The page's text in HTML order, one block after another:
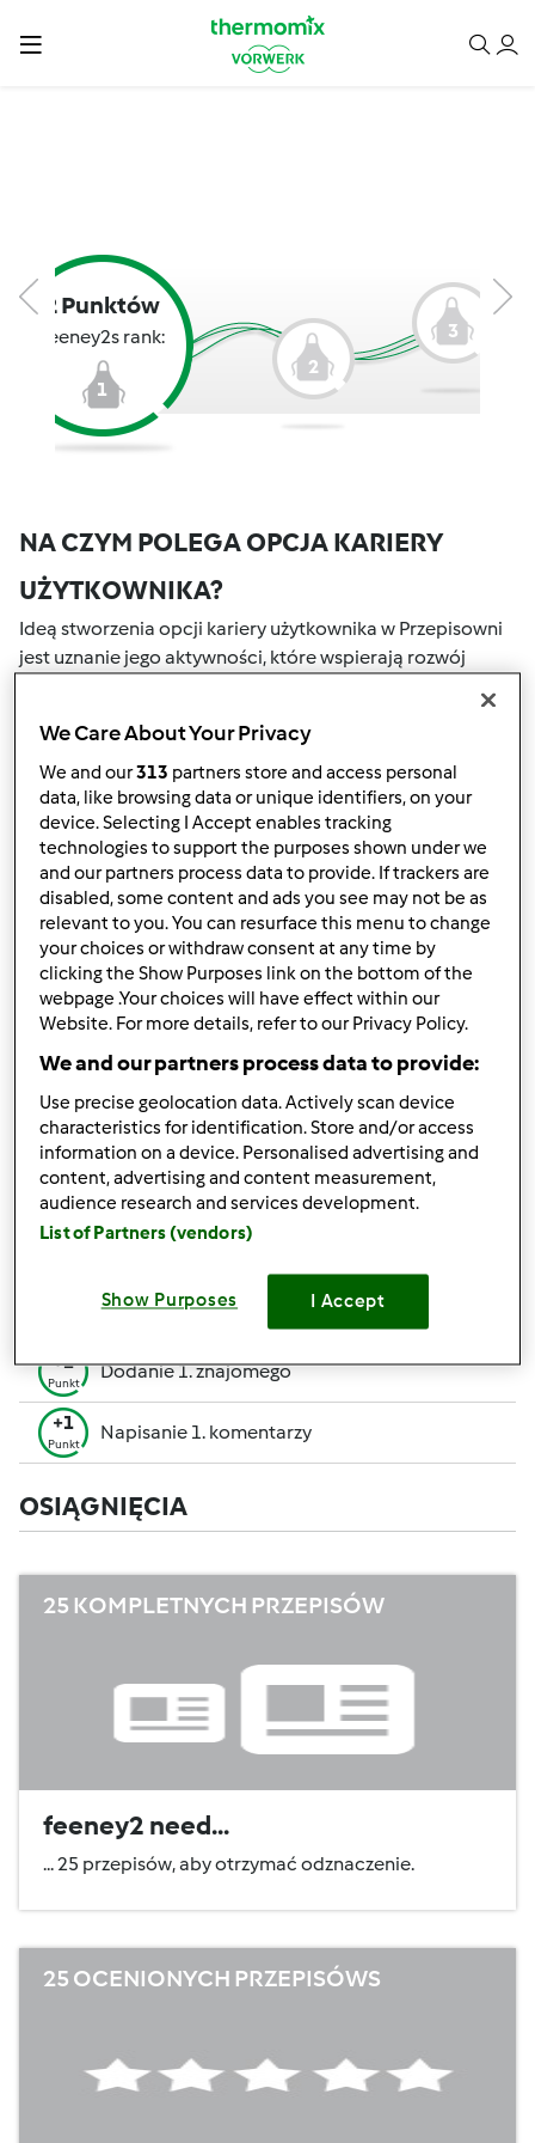
2 Punktów
feeney2s rank:
1
2
3
NA CZYM POLEGA OPCJA KARIERY
UŻYTKOWNIKA?
Ideą stworzenia opcji kariery użytkownika w Przepisowni
jest uznanie jego aktywności, które wspierają rozwój
portalu społecznościowym są nagradzane przez punkty.
Osiągnięcie określonej liczby punktów, automatycznie
podwyższa Twoje miejsce w rankingu społecznościowym,
który określany jest numerem wewnątrz fartucha obok
nazwy użytkownika.
W JAKI SPOSÓB MOŻESZ OTRZYMAĆ
PUNKTY ZA AKTYWNOŚĆ?
Punkty można otrzymać za aktywności, które są
wymienione poniżej. Za każdym razem, gdy otrzymujesz
punkty, są one dodawane to Twojej kariery użytkownika.
Poniżej możesz również sprawdzić które aktywności
społecznościowym.
+50
Punktów
Zwycięzca konkursu
+10
Utworzenie przepisu (całość = 10 pkt, część =
Ocenienie 1 przepisu
+1
Punkt
Dodanie 1. znajomego
+1
Punkt
Napisanie 1. komentarzy
OSIĄGNIĘCIA
25 KOMPLETNYCH PRZEPISÓW
feeney2 need...
... 25 przepisów, aby otrzymać odznaczenie.
25 OCENIONYCH PRZEPISÓWS
We Care About Your Privacy
We and our313 partners store and access personal
data, like browsing data or unique identifiers, on your
device. Selecting I Accept enables tracking
technologies to support the purposes shown under we
and our partners process data to provide. If trackers are
disabled, some content and ads you see may not be as
relevant to you. You can resurface this menu to change
your choices or withdraw consent at any time by
clicking the Show Purposes link on the bottom of the
webpage .Your choices will have effect within our
Website. For more details, refer to our Privacy Policy.
We and our partners process data to provide:
Use precise geolocation data. Actively scan device
characteristics for identification. Store and/or access
information on a device. Personalised advertising and
content, advertising and content measurement,
audience research and services development.
List of Partners (vendors)
Show Purposes I Accept